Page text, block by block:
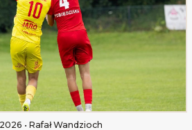
• Rafał Wandzioch